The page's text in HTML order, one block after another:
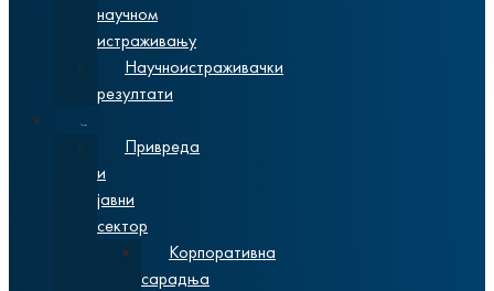
научном
истраживању
Научноистраживачки
резултати
Привреда
и
јавни
сектор
Корпоративна
сарадња